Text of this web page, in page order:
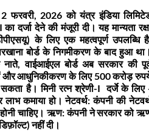
2 फरवरी, 2026 को यंत्र इंडिया
दर्जा देने की मंजूरी दी। यह मान्यता
के लिए एक महत्वपूर्ण उपलब्धि
बोर्ड के निगमीकरण के बाद हुआ
वाईआईएल बोर्ड अब सरकार की
और आधुनिकीकरण के लिए 500 करोड़
है। मिनी रत्न श्रेणी-I दर्जे के लिए
लाभ कमाया हो। नेटवर्थ: कंपनी की
होनी चाहिए। ऋण: कंपनी ने सरकार को
नहीं दी।